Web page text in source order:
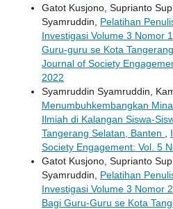
Gatot Kusjono, Suprianto
Syamruddin, Pelatihan
Investigasi Volume 3 Nomor
Guru-guru se Kota
Journal of Society
2022
Syamruddin Syamruddin,
Menumbuhkembangkan
Ilmiah di Kalangan Siswa-
Tangerang Selatan, Banten
Society Engagement: Vol. 5
Gatot Kusjono, Suprianto
Syamruddin, Pelatihan
Investigasi Volume 3 Nomor
Bagi Guru-Guru se Kota